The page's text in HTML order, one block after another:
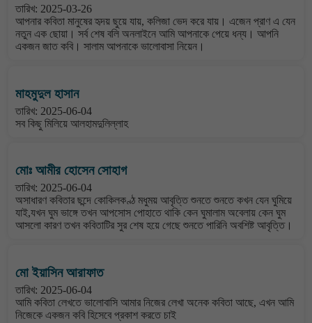
তারিখ: 2025-03-26
আপনার কবিতা মানুষের হৃদয় ছুয়ে যায়, কলিজা ভেদ করে যায়। এজেন প্রাণ এ যেন
নতুন এক ছোয়া। সর্ব শেষ বলি অনলাইনে আমি আপনাকে পেয়ে ধন্য। আপনি
একজন জাত কবি। সালাম আপনাকে ভালোবাসা নিয়েন।
মাহমুদুল হাসান
তারিখ: 2025-06-04
সব কিছু মিলিয়ে আলহামদুলিল্লাহ
মোঃ আমীর হোসেন সোহাগ
তারিখ: 2025-06-04
অসাধারণ কবিতার ছন্দে কোকিলকণ্ঠ মধুময় আবৃত্তি শুনতে শুনতে কখন যেন ঘুমিয়ে
যাই,যখন ঘুম ভাঙ্গে তখন আপসোস পোহাতে থাকি কেন ঘুমালাম অবেলায় কেন ঘুম
আসলো কারণ তখন কবিতাটির সুর শেষ হয়ে গেছে শুনতে পারিনি অবশিষ্ট আবৃত্তি।
মো ইয়াসিন আরাফাত
তারিখ: 2025-06-04
আমি কবিতা লেখতে ভালোবাসি আমার নিজের লেখা অনেক কবিতা আছে, এখন আমি
নিজেকে একজন কবি হিসেবে প্রকাশ করতে চাই